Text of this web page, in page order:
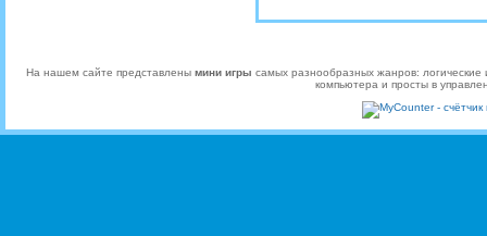
На нашем сайте представлены мини игры самых разнообразных жанров:
компьютера и просты в